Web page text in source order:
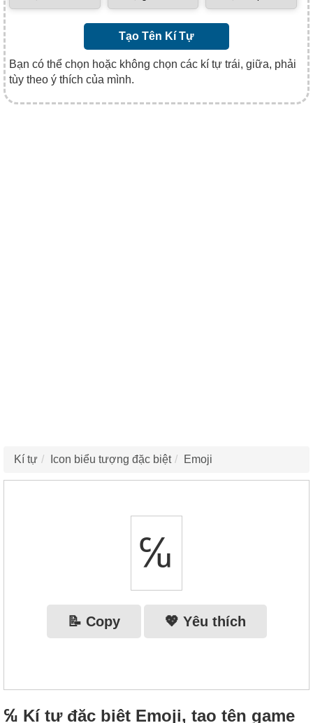
Tạo Tên Kí Tự
Bạn có thể chọn hoặc không chọn các kí tự trái, giữa, phải
tùy theo ý thích của mình.
Kí tự Icon biểu tượng đặc biệt Emoji
℆
📝 Copy 💖 Yêu thích
℆ Kí tự đặc biệt Emoji, tạo tên game